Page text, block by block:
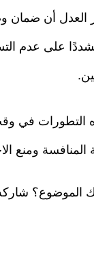
العدل أن ضمان
مشددًا على عدم
التطورات في
المنافسة ومنع
الموضوع؟